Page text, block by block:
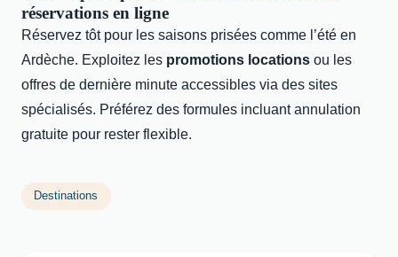
réservations en ligne
Réservez tôt pour les saisons prisées comme l’été en
Ardèche. Exploitez les promotions locations ou les
offres de dernière minute accessibles via des sites
spécialisés. Préférez des formules incluant annulation
gratuite pour rester flexible.
Destinations